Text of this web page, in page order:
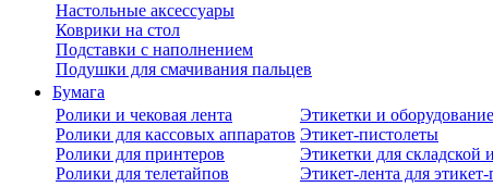
Настольные аксессуары
Коврики на стол
Подставки с наполнением
Подушки для смачивания пальцев
Бумага
Ролики и чековая лента
Ролики для кассовых аппаратов
Ролики для принтеров
Ролики для телетайпов
Этикетки и
Этикет-пистолеты
Этикетки для
Этикет-лента для этикет-